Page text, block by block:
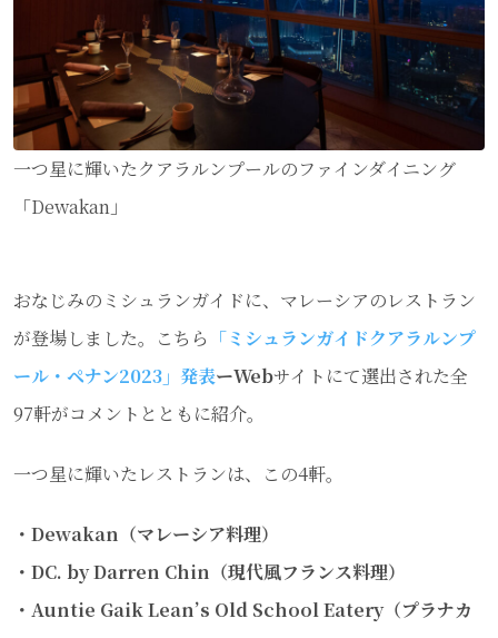
一つ星に輝いたクアラルンプールのファインダイニング
「Dewakan」
おなじみのミシュランガイドに、マレーシアのレストラン
が登場しました。こちら 「ミシュランガイドクアラルンプ
ール・ペナン2023」発表ーWebサイトにて選出された全
97軒がコメントとともに紹介。
一つ星に輝いたレストランは、この4軒。
・Dewakan（マレーシア料理）
・DC. by Darren Chin（現代風フランス料理）
・Auntie Gaik Lean’s Old School Eatery（プラナカ